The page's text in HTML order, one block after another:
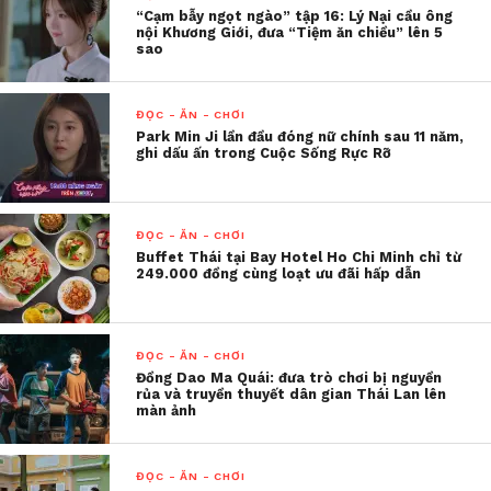
họ bị cuốn vào vòng xoáy tranh giành quyền lực
chốn triều đình.
Hóa ra vụ thảm án năm xưa của gia đình Triệu Ngữ
Tinh bắt nguồn từ Thục phi – ái phi của hoàng đế,
em gái ruột của Đại tướng quân, đồng thời là nghĩa
tỷ của Nhạc Tông Lân. Để che giấu tội ác của mình
và triệt hạ Thu Kỳ thứ phi, Thục phi bắt đầu ra tay,
nhiều vụ án mạng liên tục xảy ra.
Bộ phim Hoa ngữ Giấc mộng hoàng cung sẽ phát
sóng vào lúc 22h30 hàng ngày trên kênh THVL1,
bắt đầu từ ngày 11/8/2024
“Cạm bẫy ngọt ngào” tập 16: Lý Nại cầu ông
nội Khương Giới, đưa “Tiệm ăn chiều” lên 5
sao
ĐỌC - ĂN - CHƠI
Park Min Ji lần đầu đóng nữ chính sau 11 năm,
ghi dấu ấn trong Cuộc Sống Rực Rỡ
ĐỌC - ĂN - CHƠI
Buffet Thái tại Bay Hotel Ho Chi Minh chỉ từ
249.000 đồng cùng loạt ưu đãi hấp dẫn
ĐỌC - ĂN - CHƠI
Đồng Dao Ma Quái: đưa trò chơi bị nguyền
rủa và truyền thuyết dân gian Thái Lan lên
màn ảnh
ĐỌC - ĂN - CHƠI